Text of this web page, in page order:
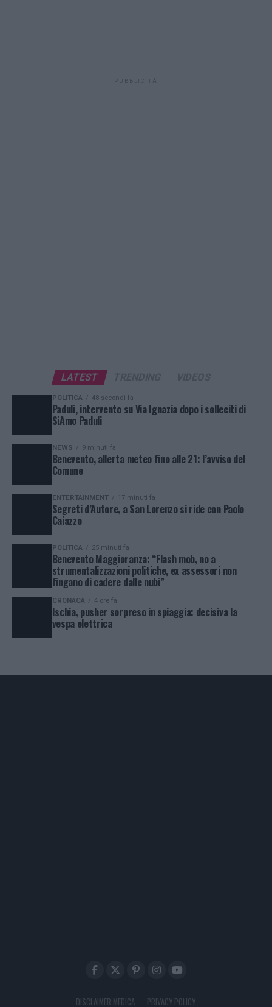
PUBBLICITÀ
LATEST
POLITICA 48 secondi fa
Paduli, intervento su Via Ignazia dopo i solleciti di
SiAmo Paduli
NEWS 9 minuti fa
Benevento, allerta meteo fino alle 21: l’avviso del
Comune
ENTERTAINMENT 17 minuti fa
Segreti d’Autore, a San Lorenzo si ride con Paolo
Caiazzo
POLITICA 25 minuti fa
Benevento Maggioranza: “Flash mob, no a
strumentalizzazioni politiche, ex assessori non
fingano di cadere dalle nubi”
CRONACA 4 ore fa
Ischia, pusher sorpreso in spiaggia: decisiva la
vespa elettrica
DISCLAIMER MEDICA PRIVACY POLICY